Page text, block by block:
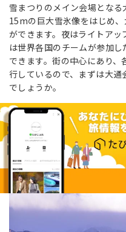
雪まつりのメイン会場とな
15mの巨大雪氷像をはじめ
ができます。夜はライトア
は世界各国のチームが参加
できます。街の中心にあり
行しているので、まずは大
でしょうか。